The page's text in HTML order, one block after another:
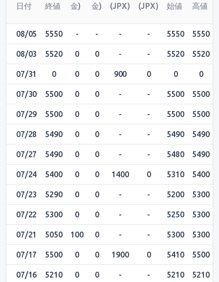
日付
終値
金)
金)
(JPX)
(JPX)
始値
高値
08/05 5550 - - - - 5550 5550
08/03 5520 0 0 - - 5520 5520
07/31 0 0 0 900 0 0 0
07/30 5500 0 0 - - 5500 5500
07/29 5500 0 0 - - 5500 5500
07/28 5490 0 0 - - 5490 5490
07/27 5490 0 0 - - 5480 5490
07/24 5400 0 0 1400 0 5310 5400
07/23 5290 0 0 - - 5200 5300
07/22 5300 0 0 - - 5250 5300
07/21 5050 100 0 - - 5300 5300
07/17 5500 0 0 1900 0 5410 5500
07/16 5210 0 0 - - 5210 5210